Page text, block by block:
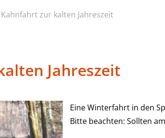
Kahnfahrt zur kalten Jahreszeit
Jahreszeit
Eine Winterfahrt in den
Bitte beachten: Sollten